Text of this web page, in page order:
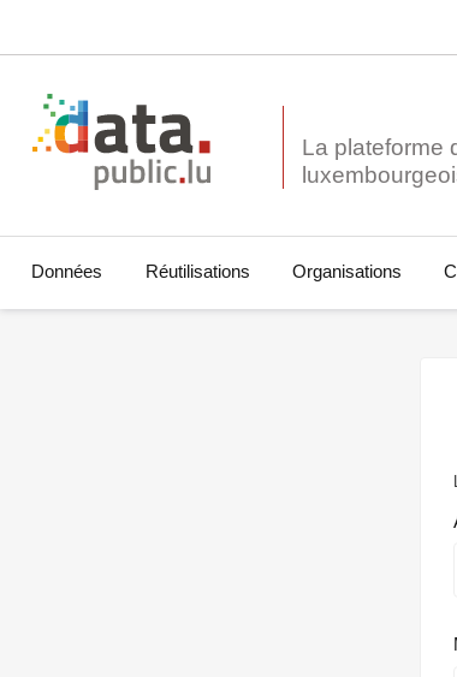
La plateforme
Données Réutilisations Organisations